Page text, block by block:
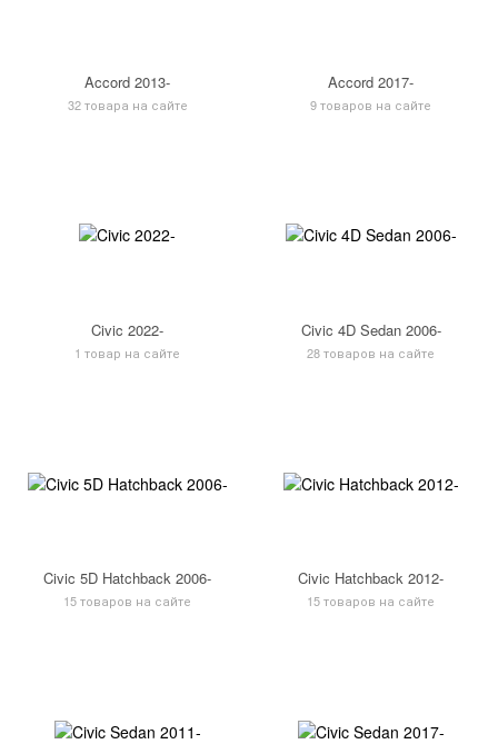
Accord 2013-
32 товара на сайте
Accord 2017-
9 товаров на сайте
Civic 2022-
1 товар на сайте
Civic 4D Sedan 2006-
28 товаров на сайте
Civic 5D Hatchback 2006-
15 товаров на сайте
Civic Hatchback 2012-
15 товаров на сайте